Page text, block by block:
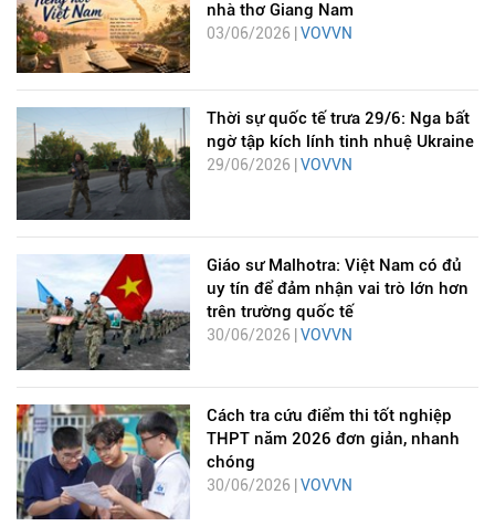
nhà thơ Giang Nam
03/06/2026 | VOVVN
Thời sự quốc tế trưa 29/6: Nga bất
ngờ tập kích lính tinh nhuệ Ukraine
29/06/2026 | VOVVN
Giáo sư Malhotra: Việt Nam có đủ
uy tín để đảm nhận vai trò lớn hơn
trên trường quốc tế
30/06/2026 | VOVVN
Cách tra cứu điểm thi tốt nghiệp
THPT năm 2026 đơn giản, nhanh
chóng
30/06/2026 | VOVVN